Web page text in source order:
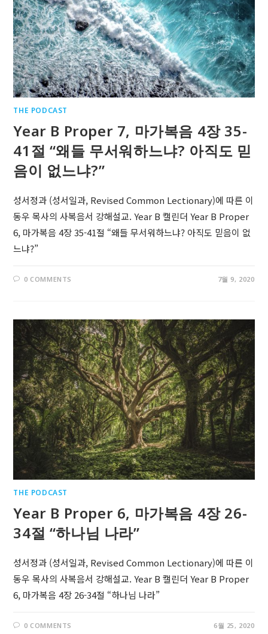
THE PODCAST
Year B Proper 7, 마가복음 4장 35-
41절 “왜들 무서워하느냐? 아직도 믿
음이 없느냐?”
성서정과 (성서일과, Revised Common Lectionary)에 따른 이
동우 목사의 사복음서 강해설교. Year B 캘린더 Year B Proper
6, 마가복음 4장 35-41절 “왜들 무서워하느냐? 아직도 믿음이 없
느냐?”
0 COMMENTS 7월 9, 2020
THE PODCAST
Year B Proper 6, 마가복음 4장 26-
34절 “하나님 나라”
성서정과 (성서일과, Revised Common Lectionary)에 따른 이
동우 목사의 사복음서 강해설교. Year B 캘린더 Year B Proper
6, 마가복음 4장 26-34절 “하나님 나라”
0 COMMENTS 6월 25, 2020